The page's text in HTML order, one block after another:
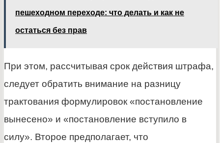
пешеходном переходе: что делать и как не
остаться без прав
При этом, рассчитывая срок действия штрафа,
следует обратить внимание на разницу
трактования формулировок «постановление
вынесено» и «постановление вступило в
силу». Второе предполагает, что